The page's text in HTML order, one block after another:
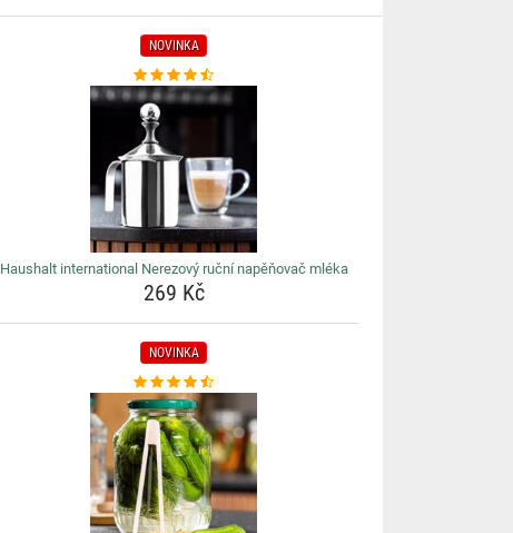
NOVINKA
Haushalt international Nerezový ruční napěňovač mléka
269 Kč
NOVINKA